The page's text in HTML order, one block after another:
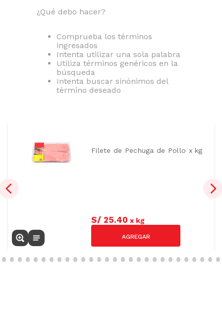
¿Qué debo hacer?
Comprueba los términos
ingresados
Intenta utilizar una sola palabra
Utiliza términos genéricos en la
búsqueda
Intenta buscar sinónimos del
término deseado
Filete de Pechuga de Pollo x kg
S/ 25.40 x kg